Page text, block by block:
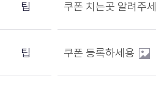
팁 쿠폰 치는곳 알려주
팁 쿠폰 등록하세용